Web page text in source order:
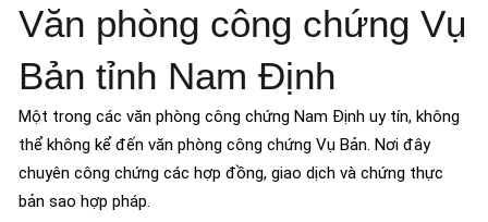
Văn phòng công chứng Vụ
Bản tỉnh Nam Định
Một trong các văn phòng công chứng Nam Định uy tín, không
thể không kể đến văn phòng công chứng Vụ Bản. Nơi đây
chuyên công chứng các hợp đồng, giao dịch và chứng thực
bản sao hợp pháp.